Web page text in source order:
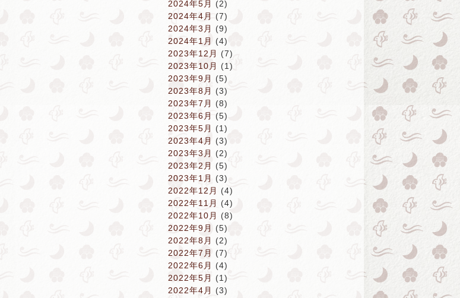
2024年5月
(2)
2024年4月 (7)
2024年3月
(9)
2024年1月 (4)
2023年12月 (7)
2023年10月 (1)
2023年9月
(5)
2023年8月
(3)
2023年7月 (8)
2023年6月
(5)
2023年5月
(1)
2023年4月
(3)
2023年3月
(2)
2023年2月 (5)
2023年1月
(3)
2022年12月
(4)
2022年11月 (4)
2022年10月
(8)
2022年9月
(5)
2022年8月
(2)
2022年7月 (7)
2022年6月
(4)
2022年5月
(1)
2022年4月
(3)